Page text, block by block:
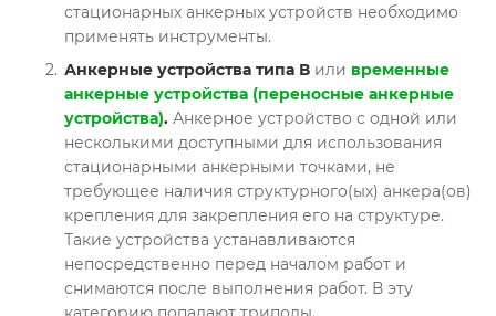
стационарных анкерных устройств необходимо
применять инструменты.
Анкерные устройства типа В или временные
анкерные устройства (переносные анкерные
устройства). Анкерное устройство с одной или
несколькими доступными для использования
стационарными анкерными точками, не
требующее наличия структурного(ых) анкера(ов)
крепления для закрепления его на структуре.
Такие устройства устанавливаются
непосредственно перед началом работ и
снимаются после выполнения работ. В эту